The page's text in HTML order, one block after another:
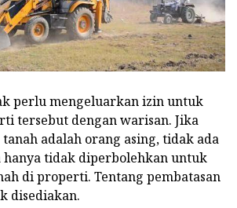
perlu mengeluarkan izin untuk
tersebut dengan warisan. Jika
adalah orang asing, tidak ada
hanya tidak diperbolehkan untuk
di properti. Tentang pembatasan
disediakan.